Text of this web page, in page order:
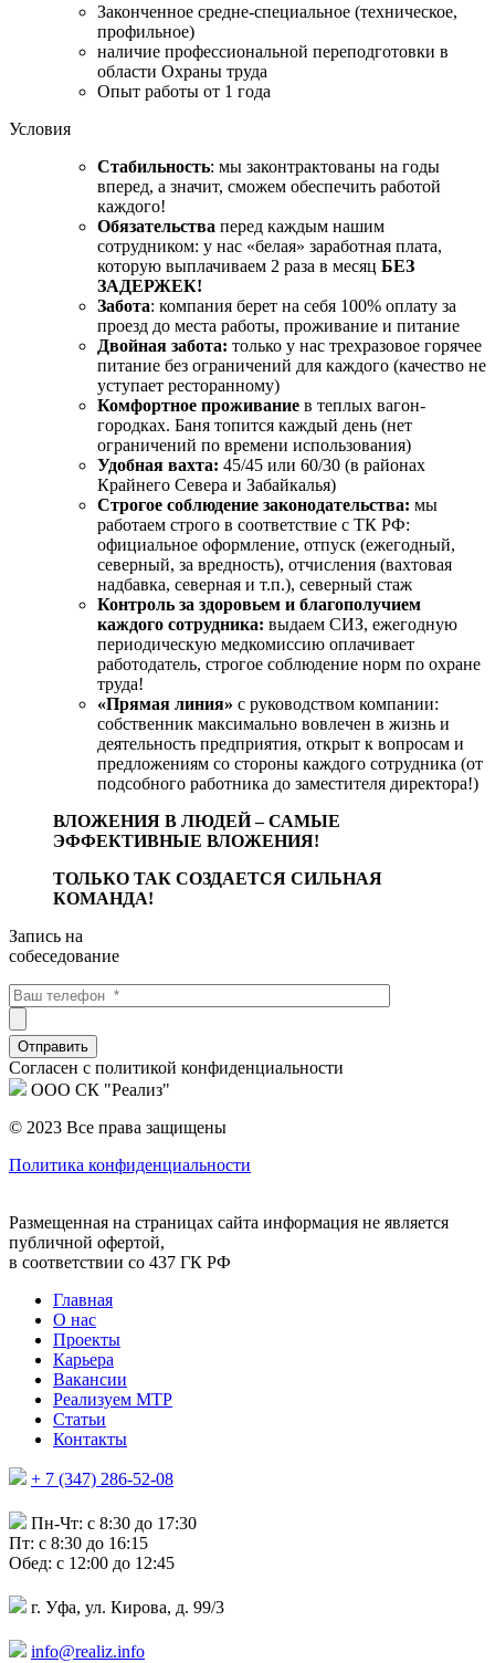
Законченное средне-специальное (техническое,
профильное)
наличие профессиональной переподготовки в
области Охраны труда
Опыт работы от 1 года
Условия
Стабильность: мы законтрактованы на годы
вперед, а значит, сможем обеспечить работой
каждого!
Обязательства перед каждым нашим
сотрудником: у нас «белая» заработная плата,
которую выплачиваем 2 раза в месяц БЕЗ
ЗАДЕРЖЕК!
Забота: компания берет на себя 100% оплату за
проезд до места работы, проживание и питание
Двойная забота: только у нас трехразовое горячее
питание без ограничений для каждого (качество не
уступает ресторанному)
Комфортное проживание в теплых вагон-
городках. Баня топится каждый день (нет
ограничений по времени использования)
Удобная вахта: 45/45 или 60/30 (в районах
Крайнего Севера и Забайкалья)
Строгое соблюдение законодательства: мы
работаем строго в соответствие с ТК РФ:
официальное оформление, отпуск (ежегодный,
северный, за вредность), отчисления (вахтовая
надбавка, северная и т.п.), северный стаж
Контроль за здоровьем и благополучием
каждого сотрудника: выдаем СИЗ, ежегодную
периодическую медкомиссию оплачивает
работодатель, строгое соблюдение норм по охране
труда!
«Прямая линия» с руководством компании:
собственник максимально вовлечен в жизнь и
деятельность предприятия, открыт к вопросам и
предложениям со стороны каждого сотрудника (от
подсобного работника до заместителя директора!)
ВЛОЖЕНИЯ В ЛЮДЕЙ – САМЫЕ
ЭФФЕКТИВНЫЕ ВЛОЖЕНИЯ!
ТОЛЬКО ТАК СОЗДАЕТСЯ СИЛЬНАЯ
КОМАНДА!
Запись на
собеседование
Отправить
Cогласен с политикой конфиденциальности
ООО СК "Реализ"
© 2023 Все права защищены
Политика конфиденциальности
Размещенная на страницах сайта информация не является
публичной офертой,
в соответствии со 437 ГК РФ
Главная
О нас
Проекты
Карьера
Вакансии
Реализуем МТР
Статьи
Контакты
+ 7 (347) 286-52-08
Пн-Чт: c 8:30 до 17:30
Пт: c 8:30 до 16:15
Обед: c 12:00 до 12:45
г. Уфа, ул. Кирова, д. 99/3
info@realiz.info